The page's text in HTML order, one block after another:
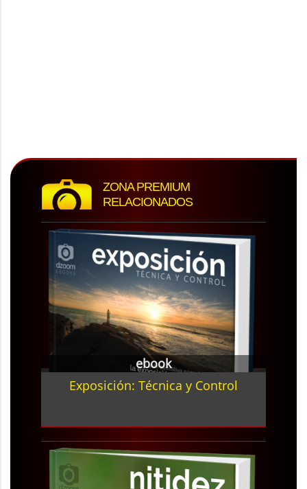
ZONA PREMIUM
RELACIONADOS
ebook
Exposición: Técnica y Control